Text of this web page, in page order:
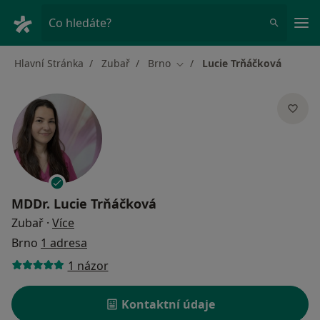
Co hledáte?
Hlavní Stránka Zubař Brno Změna města
Lucie Trňáčková
MDDr. Lucie Trňáčková
Zubař · Více
Brno 1 adresa
1 názor
Kontaktní údaje